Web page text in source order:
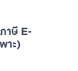
าษี E-
าะ)